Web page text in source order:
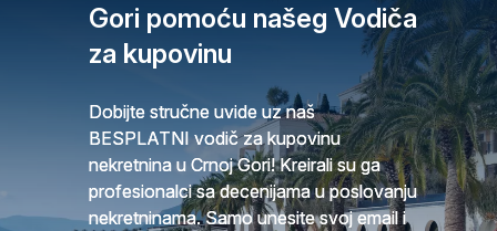
Gori pomoću našeg Vodiča
za kupovinu
Dobijte stručne uvide uz naš
BESPLATNI vodič za kupovinu
nekretnina u Crnoj Gori! Kreirali su ga
profesionalci sa decenijama u poslovanju
nekretninama. Samo unesite svoj email i